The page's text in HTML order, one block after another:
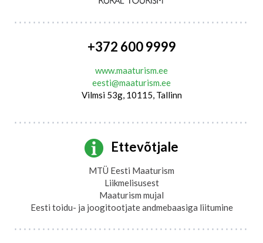
+372 600 9999
www.maaturism.ee
eesti@maaturism.ee
Vilmsi 53g, 10115, Tallinn
Ettevõtjale
MTÜ Eesti Maaturism
Liikmelisusest
Maaturism mujal
Eesti toidu- ja joogitootjate andmebaasiga liitumine